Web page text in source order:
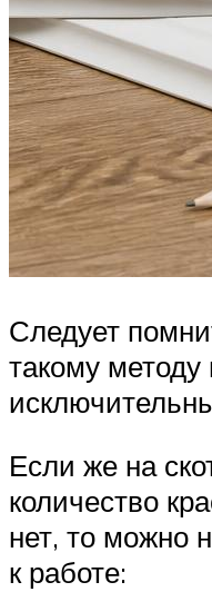
Следует
такому
Если же на
количество
нет, то можно
к работе: